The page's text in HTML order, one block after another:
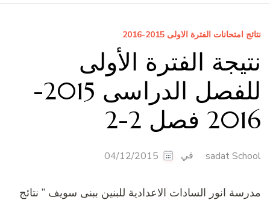
امتحانات الفترة الاولى 2015-2016
الفترة الأولى
للفصل الدراسى 2015-
فصل 2-2
sadat في 04/12/2015
انور السادات الاعدادية للبنين ببنى سويف ” نتائج